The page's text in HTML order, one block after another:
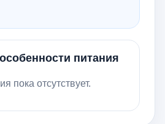
питания
пока отсутствует.